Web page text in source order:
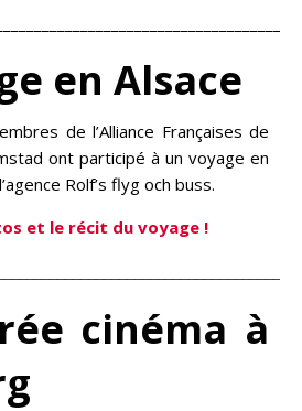
en Alsace
de l’Alliance Françaises de
ont participé à un voyage en
Rolf’s flyg och buss.
et le récit du voyage !
cinéma à